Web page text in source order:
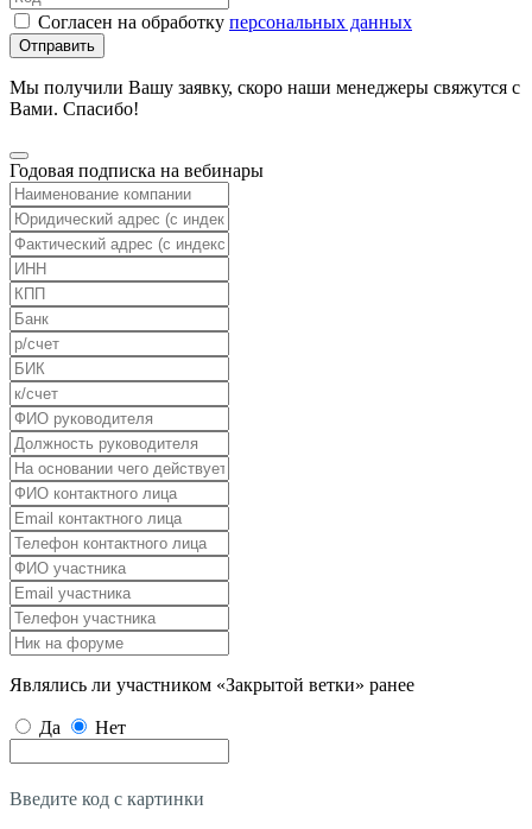
Согласен на обработку персональных данных
Отправить
Мы получили Вашу заявку, скоро наши менеджеры свяжутся с
Вами. Спасибо!
Годовая подписка на вебинары
Являлись ли участником «Закрытой ветки» ранее
Да Нет
Введите код с картинки